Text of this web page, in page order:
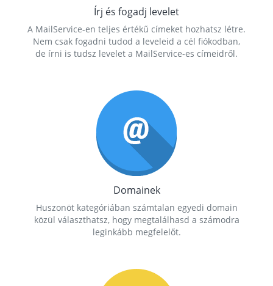
Írj és fogadj levelet
A MailService-en teljes értékű címeket hozhatsz létre.
Nem csak fogadni tudod a leveleid a cél fiókodban,
de írni is tudsz levelet a MailService-es címeidről.
Domainek
Huszonöt kategóriában számtalan egyedi domain
közül választhatsz, hogy megtalálhasd a számodra
leginkább megfelelőt.